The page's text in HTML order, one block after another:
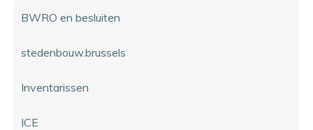
BWRO en besluiten
stedenbouw.brussels
Inventarissen
ICE